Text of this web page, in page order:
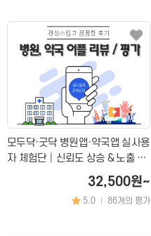
모두닥·굿닥 병원앱·약국앱 실사용
자 체험단│신뢰도 상승 & 노출 극
32,500원~
5.0 86개의 평가